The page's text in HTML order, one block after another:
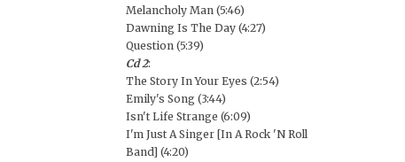
Melancholy Man (5:46)
Dawning Is The Day (4:27)
Question (5:39)
Cd 2:
The Story In Your Eyes (2:54)
Emily's Song (3:44)
Isn't Life Strange (6:09)
I'm Just A Singer [In A Rock 'N Roll
Band] (4:20)